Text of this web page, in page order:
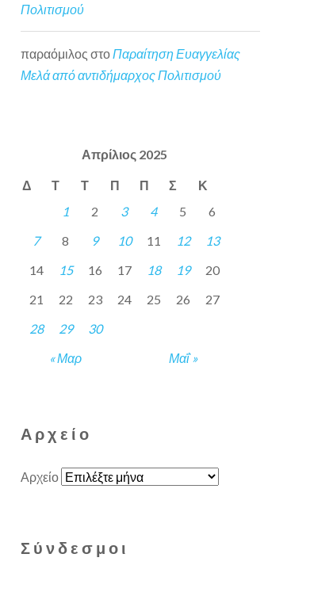
Πολιτισμού
παραόμιλος στο Παραίτηση Ευαγγελίας
Μελά από αντιδήμαρχος Πολιτισμού
Απρίλιος 2025
Δ Τ Τ Π Π Σ Κ
« Μαρ Μαΐ »
1 2 3 4 5
6
7
8 9 10 11 12
13
14
15 16 17 18 19
20
21
22 23 24 25 26
27
28
29 30
Αρχείο
Αρχείο
Σύνδεσμοι